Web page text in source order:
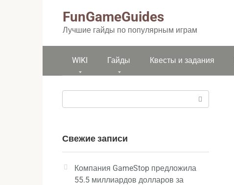
FunGameGuides
Лучшие гайды по популярным играм
WIKI Гайды Квесты и задания
Свежие записи
Компания GameStop предложила
55.5 миллиардов долларов за